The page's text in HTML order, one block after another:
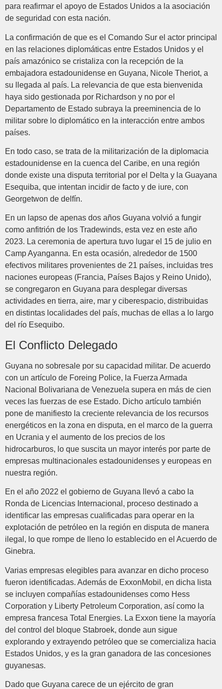
para reafirmar el apoyo de Estados Unidos a la asociación
de seguridad con esta nación.
La confirmación de que es el Comando Sur el actor principal
en las relaciones diplomáticas entre Estados Unidos y el
país amazónico se cristaliza con la recepción de la
embajadora estadounidense en Guyana, Nicole Theriot, a
su llegada al país. La relevancia de que esta bienvenida
haya sido gestionada por Richardson y no por el
Departamento de Estado subraya la preeminencia de lo
militar sobre lo diplomático en la interacción entre ambos
países.
En todo caso, se trata de la militarización de la diplomacia
estadounidense en la cuenca del Caribe, en una región
donde existe una disputa territorial por el Delta y la Guayana
Esequiba, que intentan incidir de facto y de iure, con
Georgetwon de delfín.
En un lapso de apenas dos años Guyana volvió a fungir
como anfitrión de los Tradewinds, esta vez en este año
2023. La ceremonia de apertura tuvo lugar el 15 de julio en
Camp Ayanganna. En esta ocasión, alrededor de 1500
efectivos militares provenientes de 21 países, incluidas tres
naciones europeas (Francia, Países Bajos y Reino Unido),
se congregaron en Guyana para desplegar diversas
actividades en tierra, aire, mar y ciberespacio, distribuidas
en distintas localidades del país, muchas de ellas a lo largo
del río Esequibo.
El Conflicto Delegado
Guyana no sobresale por su capacidad militar. De acuerdo
con un artículo de Foreing Police, la Fuerza Armada
Nacional Bolivariana de Venezuela supera en más de cien
veces las fuerzas de ese Estado. Dicho artículo también
pone de manifiesto la creciente relevancia de los recursos
energéticos en la zona en disputa, en el marco de la guerra
en Ucrania y el aumento de los precios de los
hidrocarburos, lo que suscita un mayor interés por parte de
empresas multinacionales estadounidenses y europeas en
nuestra región.
En el año 2022 el gobierno de Guyana llevó a cabo la
Ronda de Licencias Internacional, proceso destinado a
identificar las empresas cualificadas para operar en la
explotación de petróleo en la región en disputa de manera
ilegal, lo que rompe de lleno lo establecido en el Acuerdo de
Ginebra.
Varias empresas elegibles para avanzar en dicho proceso
fueron identificadas. Además de ExxonMobil, en dicha lista
se incluyen compañías estadounidenses como Hess
Corporation y Liberty Petroleum Corporation, así como la
empresa francesa Total Energies. La Exxon tiene la mayoría
del control del bloque Stabroek, donde aun sigue
explorando y extrayendo petróleo que se comercializa hacia
Estados Unidos, y es la gran ganadora de las concesiones
guyanesas.
Dado que Guyana carece de un ejército de gran